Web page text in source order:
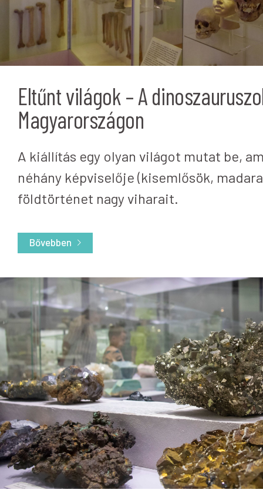
Eltűnt világok – A
Magyarországon
A kiállítás egy olyan világot mutat be,
néhány képviselője (kisemlősök,
földtörténet nagy viharait.
Bővebben